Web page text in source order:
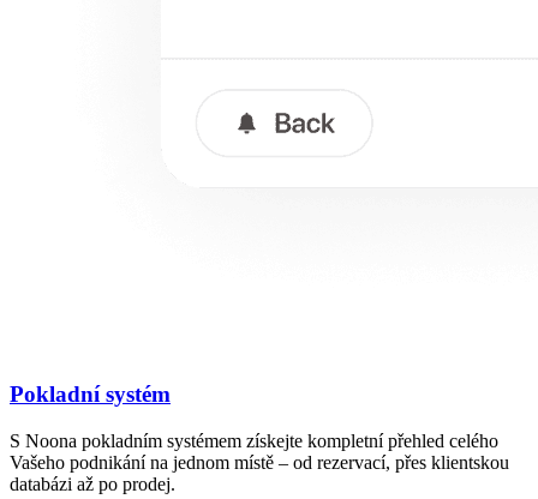
Pokladní systém
S Noona pokladním systémem získejte kompletní přehled celého
Vašeho podnikání na jednom místě – od rezervací, přes klientskou
databázi až po prodej.